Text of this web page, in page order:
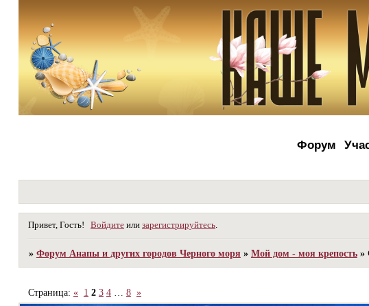
Форум
Привет, Гость! Войдите или зарегистрируйтесь
» Форум Анапы и других городов Черного моря » Мой дом - моя крепость »
Страница: « 1 2 3 4 8 »